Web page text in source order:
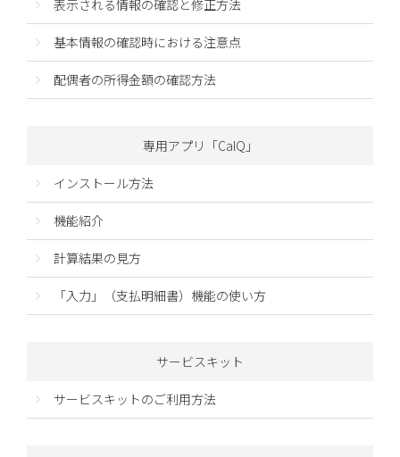
表示される情報の確認と修正方法
基本情報の確認時における注意点
配偶者の所得金額の確認方法
専用アプリ「CalQ」
インストール方法
機能紹介
計算結果の見方
「入力」（支払明細書）機能の使い方
サービスキット
サービスキットのご利用方法